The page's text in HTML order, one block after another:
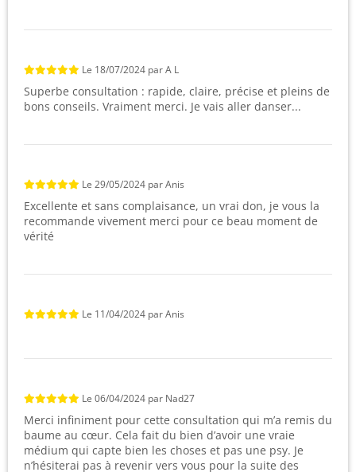
Le 18/07/2024 parA L
Superbe consultation : rapide, claire, précise et pleins de
bons conseils. Vraiment merci. Je vais aller danser...
Le 29/05/2024 parAnis
Excellente et sans complaisance, un vrai don, je vous la
recommande vivement merci pour ce beau moment de
vérité
Le 11/04/2024 parAnis
Le 06/04/2024 par Nad27
Merci infiniment pour cette consultation qui m’a remis du
baume au cœur. Cela fait du bien d’avoir une vraie
médium qui capte bien les choses et pas une psy. Je
n’hésiterai pas à revenir vers vous pour la suite des